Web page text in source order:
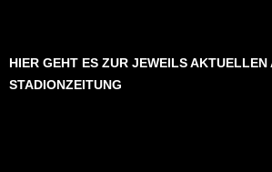
HIER GEHT ES ZUR JEWEILS AKTUELLEN
STADIONZEITUNG